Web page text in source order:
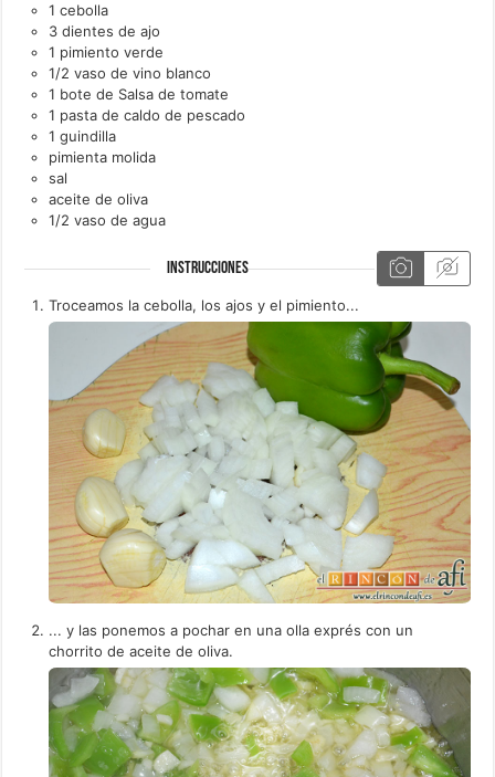
1 cebolla
3 dientes de ajo
1 pimiento verde
1/2 vaso de vino blanco
1 bote de Salsa de tomate
1 pasta de caldo de pescado
1 guindilla
pimienta molida
sal
aceite de oliva
1/2 vaso de agua
INSTRUCCIONES
Troceamos la cebolla, los ajos y el pimiento...
... y las ponemos a pochar en una olla exprés con un
chorrito de aceite de oliva.